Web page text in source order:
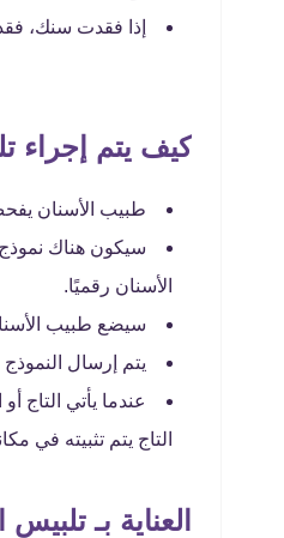
إذا فقدت سنك،
كيف يتم إجراء
طبيب الأسنان
سيكون هناك
الأسنان رقميًا.
سيضع طبيب
يتم إرسال
عندما يأتي التاج
التاج يتم تثبيته في
العناية بـ